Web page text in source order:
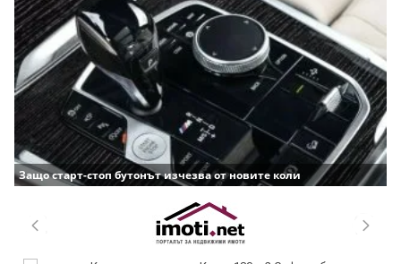
Защо старт-стоп бутонът изчезва от новите коли